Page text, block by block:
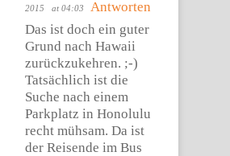
2015
at 04:03
Antworten
Das ist doch ein guter
Grund nach Hawaii
zurückzukehren. ;-)
Tatsächlich ist die
Suche nach einem
Parkplatz in Honolulu
recht mühsam. Da ist
der Reisende im Bus